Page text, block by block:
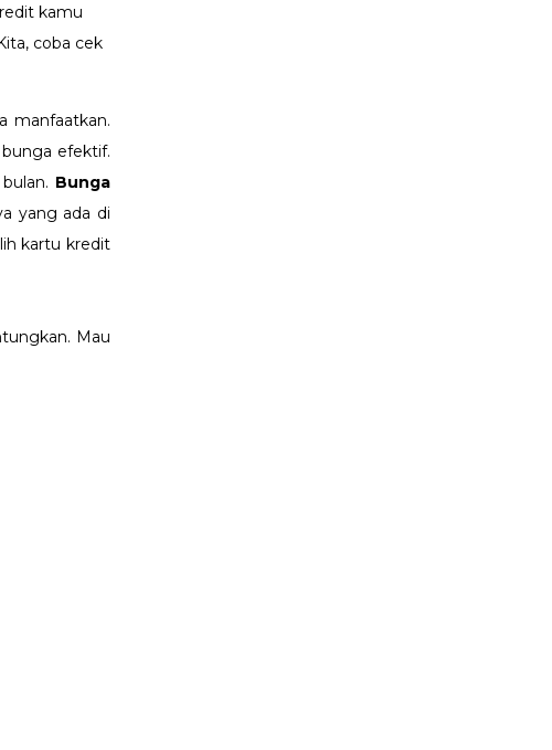
kamu
coba cek
manfaatkan.
efektif.
Bunga
yang ada di
kartu kredit
Mau